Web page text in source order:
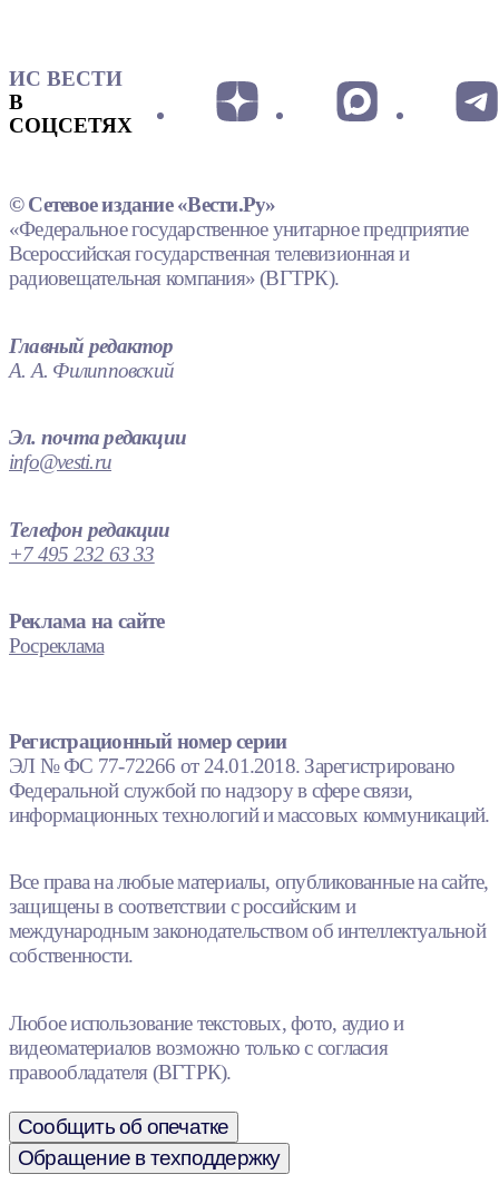
ИС ВЕСТИ
В
СОЦСЕТЯХ
© Сетевое издание «Вести.Ру»
«Федеральное государственное унитарное предприятие
Всероссийская государственная телевизионная и
радиовещательная компания» (ВГТРК).
Главный редактор
А. А. Филипповский
Эл. почта редакции
info@vesti.ru
Телефон редакции
+7 495 232 63 33
Реклама на сайте
Росреклама
Регистрационный номер серии
ЭЛ № ФС 77-72266 от 24.01.2018. Зарегистрировано
Федеральной службой по надзору в сфере связи,
информационных технологий и массовых коммуникаций.
Все права на любые материалы, опубликованные на сайте,
защищены в соответствии с российским и
международным законодательством об интеллектуальной
собственности.
Любое использование текстовых, фото, аудио и
видеоматериалов возможно только с согласия
правообладателя (ВГТРК).
Сообщить об опечатке
Обращение в техподдержку